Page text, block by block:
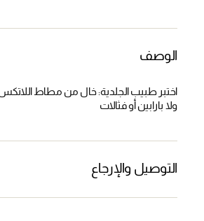
الوصف
ولا بارابين أو فثالات
التوصيل والإرجاع